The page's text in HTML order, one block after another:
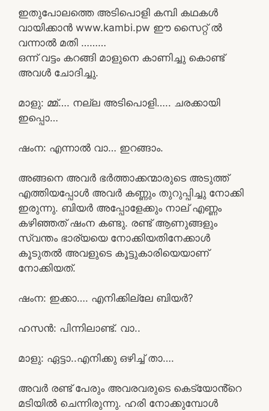
ഇതുപോലത്തെ അടിപൊളി കമ്പി കഥകൾ
വായിക്കാൻ www.kambi.pw ഈ സൈറ്റ് ൽ
വന്നാൽ മതി ………
ഒന്ന് വട്ടം കറങ്ങി മാളുനെ കാണിച്ചു കൊണ്ട്
അവൾ ചോദിച്ചു.
മാളു: മ്മ്…. നല്ല അടിപൊളി….. ചരക്കായി
ഇപ്പൊ…
ഷംന: എന്നാൽ വാ… ഇറങ്ങാം.
അങ്ങനെ അവർ ഭർത്താക്കന്മാരുടെ അടുത്ത്
എത്തിയപ്പോൾ അവർ കണ്ണും തുറുപ്പിച്ചു നോക്കി
ഇരുന്നു. ബിയർ അപ്പോളേക്കും നാല് എണ്ണം
കഴിഞ്ഞത് ഷംന കണ്ടു. രണ്ട് ആണുങ്ങളും
സ്വന്തം ഭാര്യയെ നോക്കിയതിനേക്കാൾ
കൂടുതൽ അവളുടെ കൂട്ടുകാരിയെയാണ്
നോക്കിയത്.
ഷംന: ഇക്കാ…. എനിക്കില്ലേ ബിയർ?
ഹസൻ: പിന്നിലാണ്ട്. വാ..
മാളു: ഏട്ടാ..എനിക്കു ഒഴിച്ച് താ….
അവർ രണ്ട് പേരും അവരവരുടെ കെട്യോൻ്റെ
മടിയിൽ ചെന്നിരുന്നു. ഹരി നോക്കുമ്പോൾ